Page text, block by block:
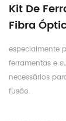
Kit De
Fibra
especialmente
ferramentas e
necessários
fusão.